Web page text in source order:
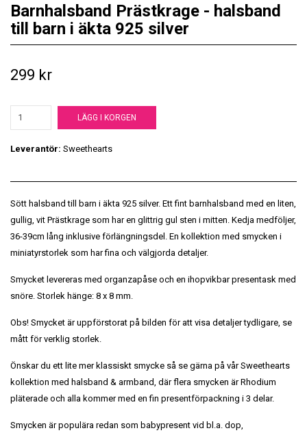
Barnhalsband Prästkrage - halsband
till barn i äkta 925 silver
299 kr
LÄGG I KORGEN
Leverantör: Sweethearts
Sött halsband till barn i äkta 925 silver. Ett fint barnhalsband med en liten,
gullig, vit Prästkrage som har en glittrig gul sten i mitten. Kedja medföljer,
36-39cm lång inklusive förlängningsdel. En kollektion med smycken i
miniatyrstorlek som har fina och välgjorda detaljer.
Smycket levereras med organzapåse och en ihopvikbar presentask med
snöre. Storlek hänge: 8 x 8 mm.
Obs! Smycket är uppförstorat på bilden för att visa detaljer tydligare, se
mått för verklig storlek.
Önskar du ett lite mer klassiskt smycke så se gärna på vår Sweethearts
kollektion med halsband & armband, där flera smycken är Rhodium
pläterade och alla kommer med en fin presentförpackning i 3 delar.
Smycken är populära redan som babypresent vid bl.a. dop,